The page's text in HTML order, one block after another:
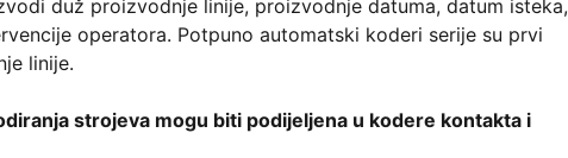
duž proizvodnje linije, proizvodnje datuma, datum isteka,
operatora. Potpuno automatski koderi serije su prvi
linije.
strojeva mogu biti podijeljena u kodere kontakta i